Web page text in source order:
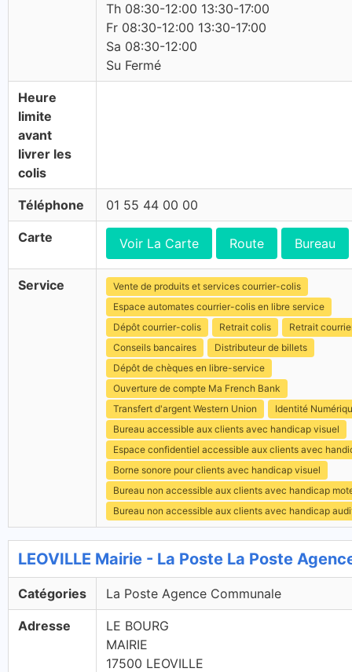
Th 08:30-12:00 13:30-17:00
Fr 08:30-12:00 13:30-17:00
Sa 08:30-12:00
Su Fermé
Heure
limite
avant
livrer les
colis
Téléphone 01 55 44 00 00
Carte Voir La Carte Route Bureau
Service
Vente de produits et services courrier-colis
Espace automates courrier-colis en libre service
Dépôt courrier-colis
Retrait colis
Retrait
Conseils bancaires
Distributeur de billets
Dépôt de chèques en libre-service
Ouverture de compte Ma French Bank
Transfert d'argent Western Union
Identité
Bureau accessible aux clients avec handicap visuel
Espace confidentiel accessible aux clients avec
Borne sonore pour clients avec handicap visuel
Bureau non accessible aux clients avec handicap
Bureau non accessible aux clients avec handicap
LEOVILLE Mairie - La Poste La Poste
Catégories La Poste Agence Communale
Adresse
LE BOURG
MAIRIE
17500 LEOVILLE